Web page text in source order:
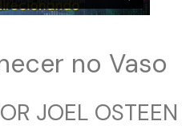
no Vaso
JOEL OSTEEN